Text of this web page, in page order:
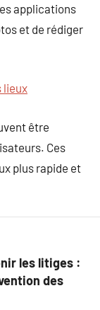
applications
et de rédiger
lieux
être
Ces
plus rapide et
les litiges :
des